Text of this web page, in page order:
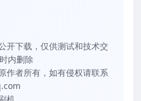
开下载，仅供测试和技术交
内删除
作者所有，如有侵权请联系